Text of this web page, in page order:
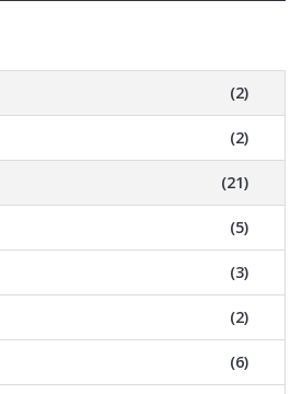
(2)
(2)
(21)
(5)
(3)
(2)
(6)